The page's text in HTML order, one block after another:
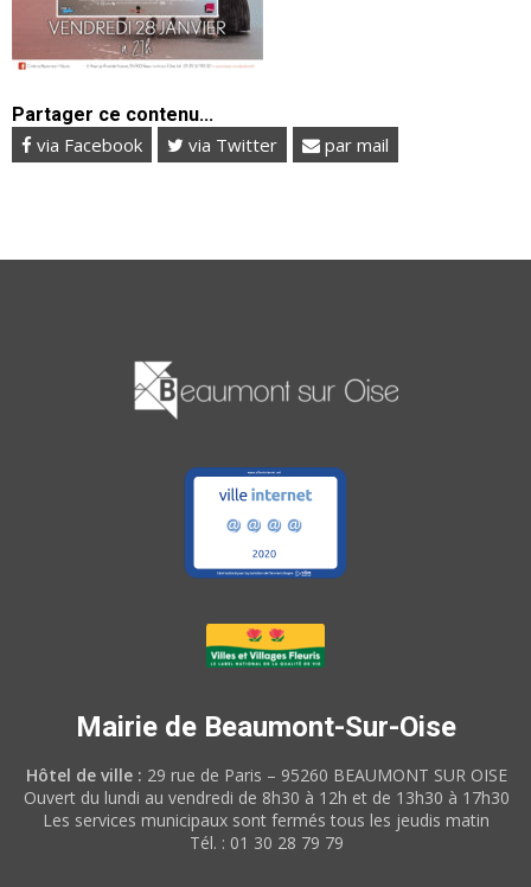
Partager ce contenu...
via Facebook via Twitter par mail
Mairie de Beaumont-Sur-Oise
Hôtel de ville : 29 rue de Paris – 95260 BEAUMONT SUR OISE
Ouvert du lundi au vendredi de 8h30 à 12h et de 13h30 à 17h30
Les services municipaux sont fermés tous les jeudis matin
Tél. : 01 30 28 79 79